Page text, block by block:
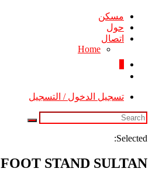
مسكن
حول
اتصال
Home
تسجيل الدخول / التسجيل
Selected:
FOOT STAND SULTAN